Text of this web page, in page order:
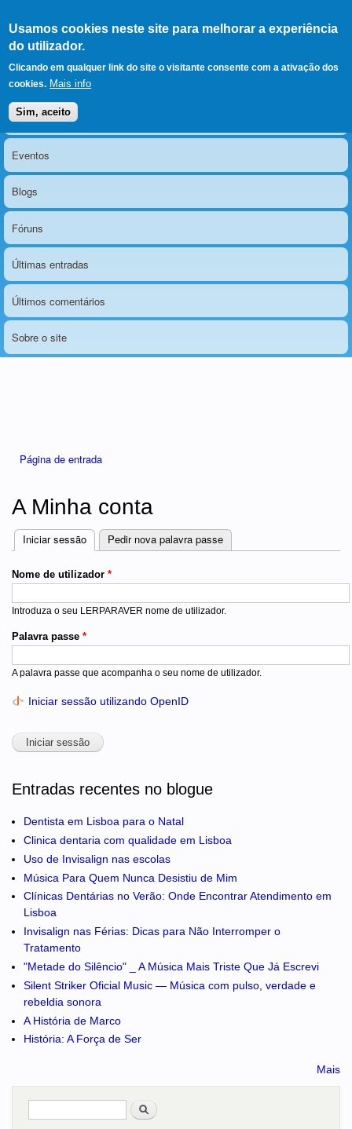
Usamos cookies neste site para melhorar a experiência
do utilizador.
Clicando em qualquer link do site o visitante consente com a ativação dos
cookies. Mais info
Sim, aceito
LERPARAVER , ir para a
página principal
O portal da visão diferente
Menu principal
Notícias
Eventos
Blogs
Fóruns
Últimas entradas
Últimos comentários
Sobre o site
Página de entrada
A Minha conta
Separadores
Iniciar sessão (separador ativo)
Pedir nova palavra passe
Nome de utilizador *
Introduza o seu LERPARAVER nome de utilizador.
Palavra passe *
A palavra passe que acompanha o seu nome de utilizador.
Iniciar sessão utilizando OpenID
Entradas recentes no blogue
Dentista em Lisboa para o Natal
Clinica dentaria com qualidade em Lisboa
Uso de Invisalign nas escolas
Música Para Quem Nunca Desistiu de Mim
Clínicas Dentárias no Verão: Onde Encontrar Atendimento em
Lisboa
Invisalign nas Férias: Dicas para Não Interromper o
Tratamento
"Metade do Silêncio" _ A Música Mais Triste Que Já Escrevi
Silent Striker Oficial Music — Música com pulso, verdade e
rebeldia sonora
A História de Marco
História: A Força de Ser
Mais
Pesquisar